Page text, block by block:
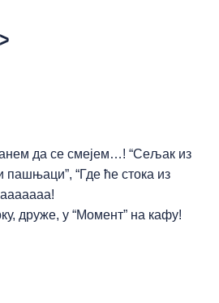
да се смејем…! “Сељак из
пашњаци”, “Где ће стока из
друже, у “Момент” на кафу!